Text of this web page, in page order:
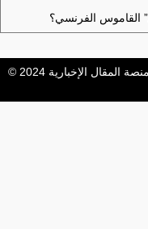
القاموس الفرنسي؟
الإخبارية 2024 ©